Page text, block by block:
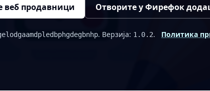
веб продавници Отворите у Фирефок
. Верзија: 1.0.2. Политика